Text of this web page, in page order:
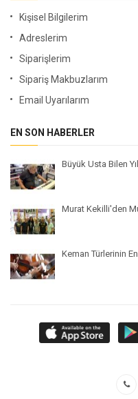
Kişisel Bilgilerim
Adreslerim
Siparişlerim
Sipariş Makbuzlarım
Email Uyarılarım
EN SON HABERLER
Büyük Usta Bilen
Murat Kekilli'den
Keman Türlerinin